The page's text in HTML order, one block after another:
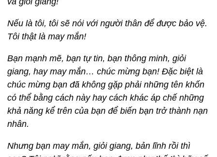
Nếu là tôi, tôi sẽ nói với người thân để được bảo vệ.
Tôi thật là may mắn!
Bạn mạnh mẽ, bạn tự tin, bạn thông minh, giỏi
giang, hay may mắn… chúc mừng bạn! Đặc biệt là
chúc mừng bạn đã không gặp phải những tên khốn
có thể bằng cách này hay cách khác áp chế những
khả năng kể trên của bạn để biến bạn trở thành nạn
nhân.
Nhưng bạn may mắn, giỏi giang, bản lĩnh rồi thì